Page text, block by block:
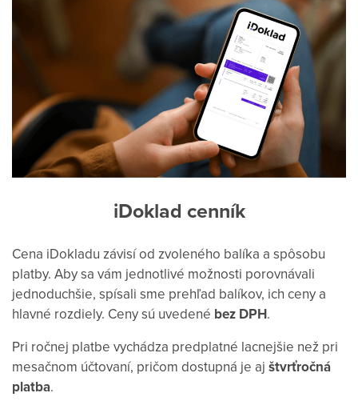
iDoklad cenník
Cena iDokladu závisí od zvoleného balíka a spôsobu
platby. Aby sa vám jednotlivé možnosti porovnávali
jednoduchšie, spísali sme prehľad balíkov, ich ceny a
hlavné rozdiely. Ceny sú uvedené bez DPH.
Pri ročnej platbe vychádza predplatné lacnejšie než pri
mesačnom účtovaní, pričom dostupná je aj štvrťročná
platba.